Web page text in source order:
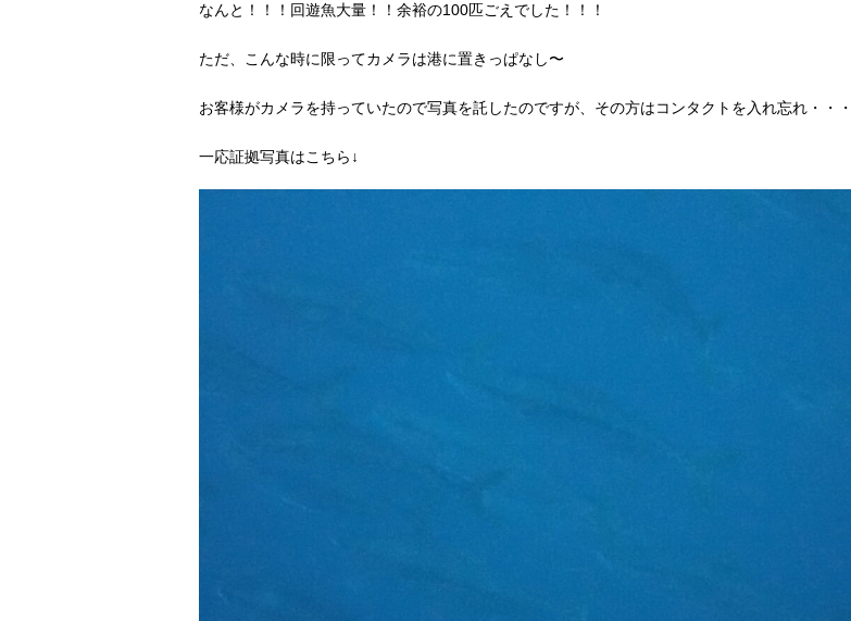
なんと！！！回遊魚大量！！余裕の100匹ごえでした！！！
ただ、こんな時に限ってカメラは港に置きっぱなし〜
お客様がカメラを持っていたので写真を託したのですが、その方はコンタクトを入れ忘れ・・
一応証拠写真はこちら↓